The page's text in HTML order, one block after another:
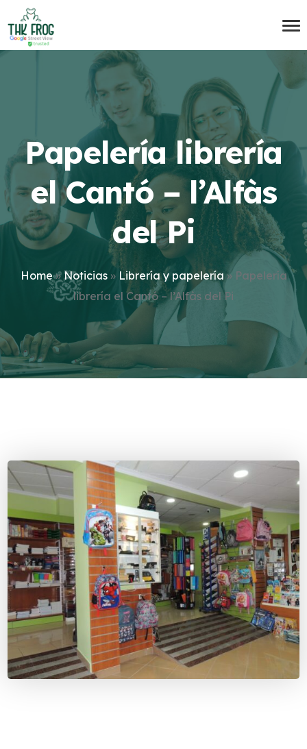
Papelería librería
el Cantó – l’Alfàs
del Pi
Home»Noticias» Librería y papelería» Papelería
librería el Cantó – l’Alfàs del Pi